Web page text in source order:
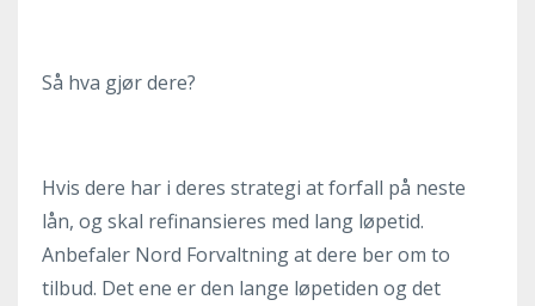
Så hva gjør dere?
Hvis dere har i deres strategi at forfall på neste
lån, og skal refinansieres med lang løpetid.
Anbefaler Nord Forvaltning at dere ber om to
tilbud. Det ene er den lange løpetiden og det